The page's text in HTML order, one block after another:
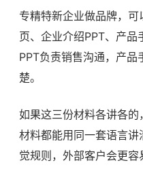
专精特新企业做品牌，
页、企业介绍PPT、产品
PPT负责销售沟通，产
楚。
如果这三份材料各讲各
材料都能用同一套语言
觉规则，外部客户会更容